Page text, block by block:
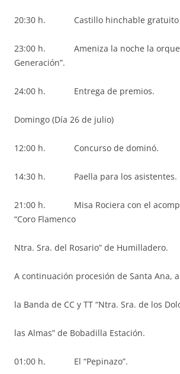
20:30 h. Castillo hinchable gratuito
23:00 h. Ameniza la noche la
Generación”.
24:00 h. Entrega de premios.
Domingo (Día 26 de julio)
12:00 h. Concurso de dominó.
14:30 h. Paella para los asistentes.
21:00 h. Misa Rociera con el
“Coro Flamenco
Ntra. Sra. del Rosario” de Humilladero.
A continuación procesión de Santa Ana,
la Banda de CC y TT “Ntra. Sra. de los
las Almas” de Bobadilla Estación.
01:00 h. El “Pepinazo”.